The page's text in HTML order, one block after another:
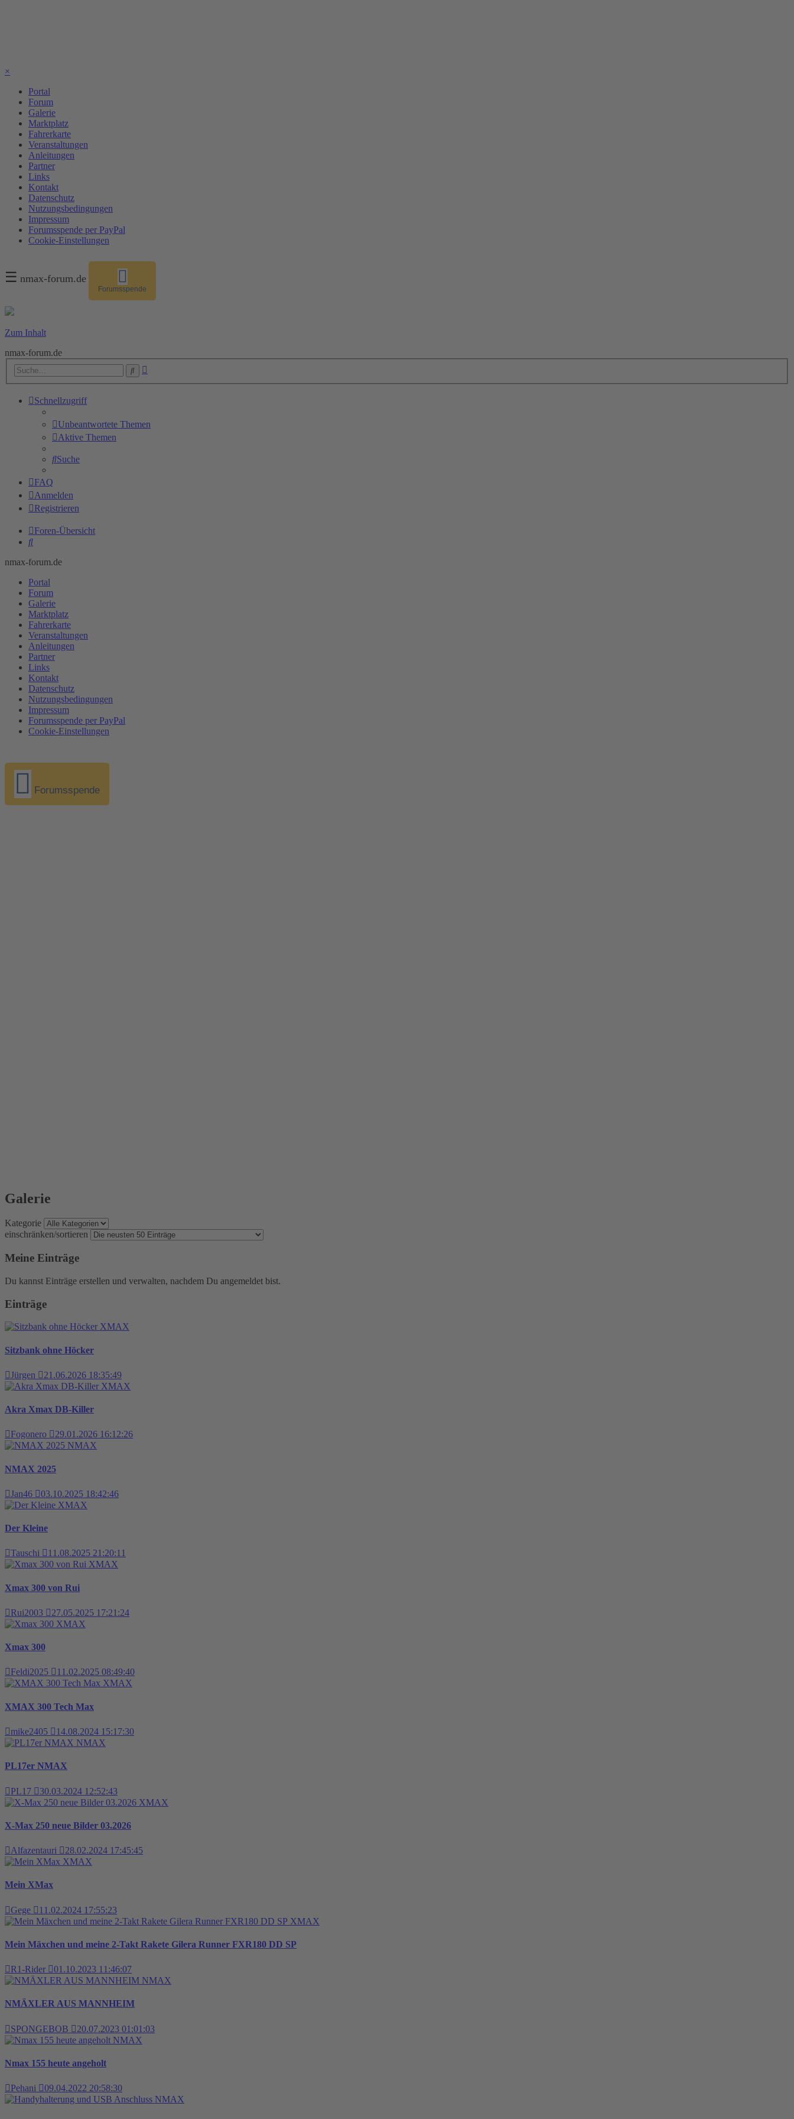
×
Portal
Forum
Galerie
Marktplatz
Fahrerkarte
Veranstaltungen
Anleitungen
Partner
Links
Kontakt
Datenschutz
Nutzungsbedingungen
Impressum
Forumsspende per PayPal
Cookie-Einstellungen
☰ nmax-forum.de
Forumsspende
Zum Inhalt
nmax-forum.de
Suche
Schnellzugriff
Unbeantwortete Themen
Aktive Themen
Suche
FAQ
Anmelden
Registrieren
Foren-Übersicht
Suche
nmax-forum.de
Portal
Forum
Galerie
Marktplatz
Fahrerkarte
Veranstaltungen
Anleitungen
Partner
Links
Kontakt
Datenschutz
Nutzungsbedingungen
Impressum
Forumsspende per PayPal
Cookie-Einstellungen
Forumsspende
Galerie
Kategorie
einschränken/sortieren
Meine Einträge
Du kannst Einträge erstellen und verwalten, nachdem Du angemeldet bist.
Einträge
XMAX
Sitzbank ohne Höcker
Jürgen
21.06.2026 18:35:49
XMAX
Akra Xmax DB-Killer
Fogonero
29.01.2026 16:12:26
NMAX
NMAX 2025
Jan46
03.10.2025 18:42:46
XMAX
Der Kleine
Tauschi
11.08.2025 21:20:11
XMAX
Xmax 300 von Rui
Rui2003
27.05.2025 17:21:24
XMAX
Xmax 300
Feldi2025
11.02.2025 08:49:40
XMAX
XMAX 300 Tech Max
mike2405
14.08.2024 15:17:30
NMAX
PL17er NMAX
PL17
30.03.2024 12:52:43
XMAX
X-Max 250 neue Bilder 03.2026
Alfazentauri
28.02.2024 17:45:45
XMAX
Mein XMax
Gege
11.02.2024 17:55:23
XMAX
Mein Mäxchen und meine 2-Takt Rakete Gilera Runner FXR180 DD SP
R1-Rider
01.10.2023 11:46:07
NMAX
NMÄXLER AUS MANNHEIM
SPONGEBOB
20.07.2023 01:01:03
NMAX
Nmax 155 heute angeholt
Pehani
09.04.2022 20:58:30
NMAX